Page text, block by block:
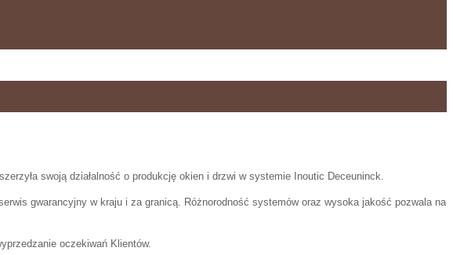
swoją działalność o produkcję okien i drzwi w systemie Inoutic Deceuninck.
gwarancyjny w kraju i za granicą. Różnorodność systemów oraz wysoka jakość pozwala na
oczekiwań Klientów.